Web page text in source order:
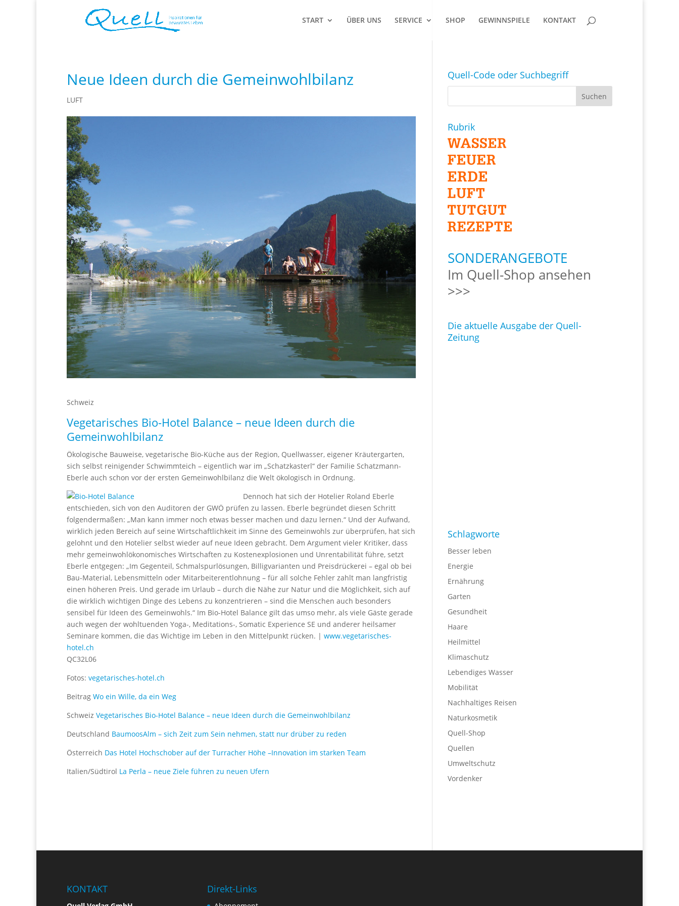
START ÜBER UNS SERVICE SHOP GEWINNSPIELE KONTAKT
Neue Ideen durch die Gemeinwohlbilanz
LUFT
Schweiz
Vegetarisches Bio-Hotel Balance – neue Ideen durch die
Gemeinwohlbilanz
Ökologische Bauweise, vegetarische Bio-Küche aus der Region, Quellwasser, eigener Kräutergarten,
sich selbst reinigender Schwimmteich – eigentlich war im „Schatzkasterl“ der Familie Schatzmann-
Eberle auch schon vor der ersten Gemeinwohlbilanz die Welt ökologisch in Ordnung.
Dennoch hat sich der Hotelier Roland Eberle
entschieden, sich von den Auditoren der GWÖ prüfen zu lassen. Eberle begründet diesen Schritt
folgendermaßen: „Man kann immer noch etwas besser machen und dazu lernen.“ Und der Aufwand,
wirklich jeden Bereich auf seine Wirtschaftlichkeit im Sinne des Gemeinwohls zur überprüfen, hat sich
gelohnt und den Hotelier selbst wieder auf neue Ideen gebracht. Dem Argument vieler Kritiker, dass
mehr gemeinwohlökonomisches Wirtschaften zu Kostenexplosionen und Unrentabilität führe, setzt
Eberle entgegen: „Im Gegenteil, Schmalspurlösungen, Billigvarianten und Preisdrückerei – egal ob bei
Bau-Material, Lebensmitteln oder Mitarbeiterentlohnung – für all solche Fehler zahlt man langfristig
einen höheren Preis. Und gerade im Urlaub – durch die Nähe zur Natur und die Möglichkeit, sich auf
die wirklich wichtigen Dinge des Lebens zu konzentrieren – sind die Menschen auch besonders
sensibel für Ideen des Gemeinwohls.“ Im Bio-Hotel Balance gilt das umso mehr, als viele Gäste gerade
auch wegen der wohltuenden Yoga-, Meditations-, Somatic Experience SE und anderer heilsamer
Seminare kommen, die das Wichtige im Leben in den Mittelpunkt rücken. | www.vegetarisches-
hotel.ch
QC32L06
Fotos: vegetarisches-hotel.ch
Beitrag Wo ein Wille, da ein Weg
Schweiz Vegetarisches Bio-Hotel Balance – neue Ideen durch die Gemeinwohlbilanz
Deutschland BaumoosAlm – sich Zeit zum Sein nehmen, statt nur drüber zu reden
Österreich Das Hotel Hochschober auf der Turracher Höhe –Innovation im starken Team
Italien/Südtirol La Perla – neue Ziele führen zu neuen Ufern
Quell-Code oder Suchbegriff
Rubrik
SONDERANGEBOTE
Im Quell-Shop ansehen
>>>
Die aktuelle Ausgabe der Quell-
Zeitung
Schlagworte
Besser leben
Energie
Ernährung
Garten
Gesundheit
Haare
Heilmittel
Klimaschutz
Lebendiges Wasser
Mobilität
Nachhaltiges Reisen
Naturkosmetik
Quell-Shop
Quellen
Umweltschutz
Vordenker
KONTAKT Direkt-Links